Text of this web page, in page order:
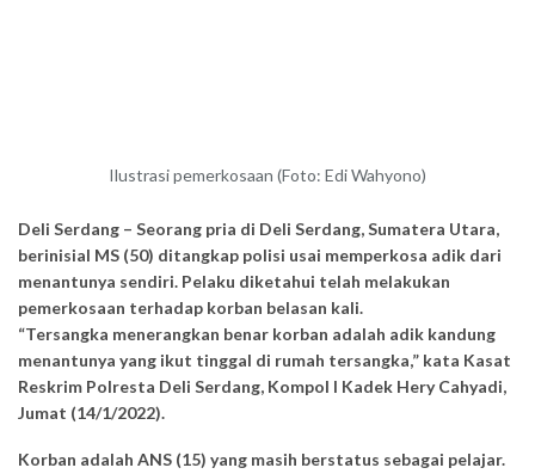
Ilustrasi pemerkosaan (Foto: Edi Wahyono)
Deli Serdang – Seorang pria di Deli Serdang, Sumatera Utara,
berinisial MS (50) ditangkap polisi usai memperkosa adik dari
menantunya sendiri. Pelaku diketahui telah melakukan
pemerkosaan terhadap korban belasan kali.
“Tersangka menerangkan benar korban adalah adik kandung
menantunya yang ikut tinggal di rumah tersangka,” kata Kasat
Reskrim Polresta Deli Serdang, Kompol I Kadek Hery Cahyadi,
Jumat (14/1/2022).
Korban adalah ANS (15) yang masih berstatus sebagai pelajar.